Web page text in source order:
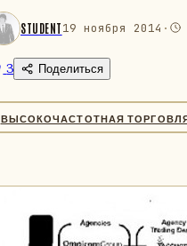
STUDENT19 ноября 2014 ·
3 Поделиться
ВЫСОКОЧАСТОТНАЯ